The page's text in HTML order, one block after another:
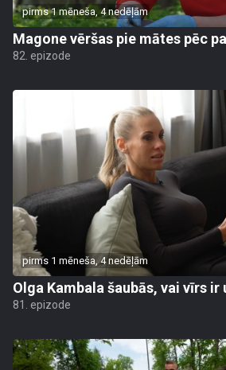
pirms 1 mēneša, 4 nedēļām
Magone vēršas pie mātes pēc
82. epizode
pirms 1 mēneša, 4 nedēļām
Olga Kambala šaubās, vai vīrs
81. epizode